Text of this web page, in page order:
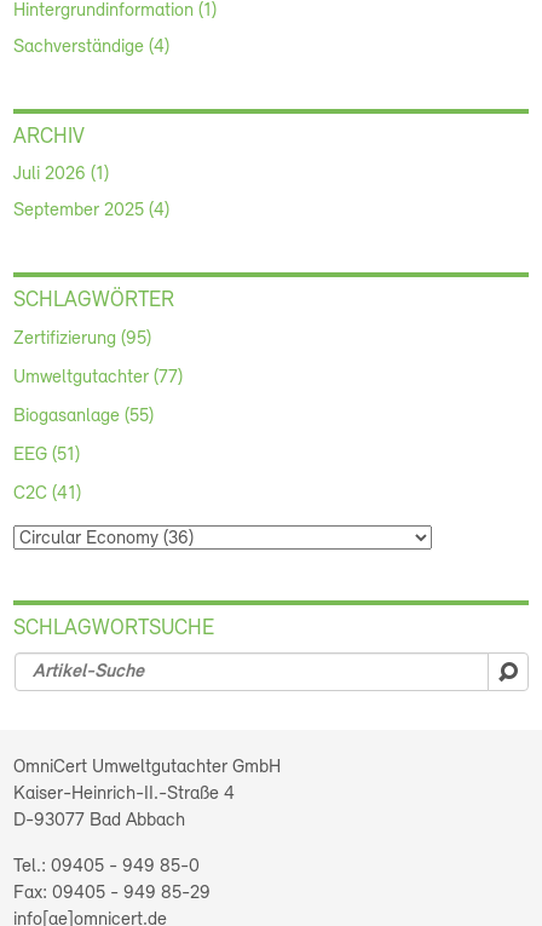
Hintergrundinformation (1)
Sachverständige (4)
ARCHIV
Juli 2026 (1)
September 2025 (4)
SCHLAGWÖRTER
Zertifizierung (95)
Umweltgutachter (77)
Biogasanlage (55)
EEG (51)
C2C (41)
SCHLAGWORTSUCHE
OmniCert Umweltgutachter GmbH
Kaiser-Heinrich-II.-Straße 4
D-93077 Bad Abbach
09405 - 949 85-0
09405 - 949 85-29
info[ae]omnicert.de